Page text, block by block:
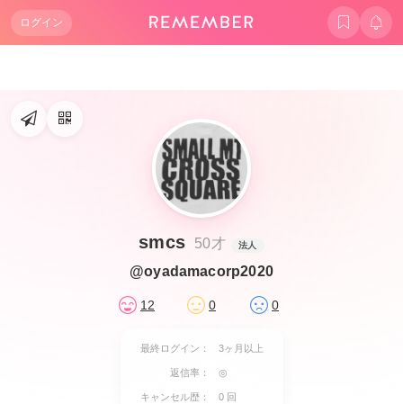
ログイン
smcs 50才 法人
@oyadamacorp2020
12 0 0
最終ログイン： 3ヶ月以上
返信率： ◎
キャンセル歴： 0 回